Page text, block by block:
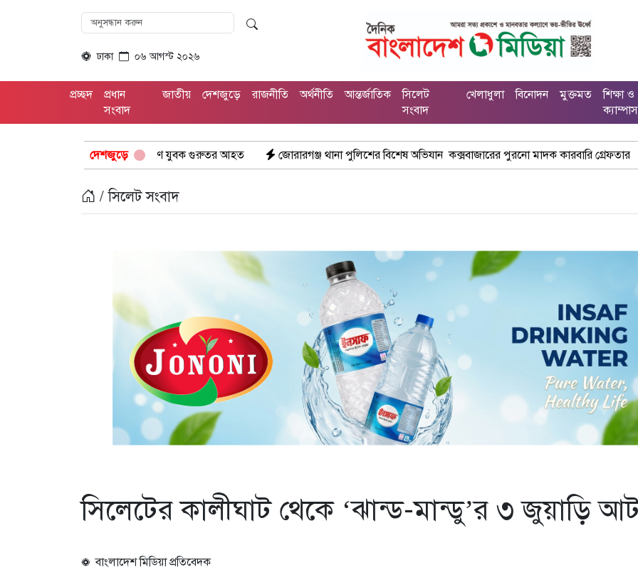
ঢাকা ০৬ আগস্ট ২০২৬
প্রচ্ছদ
প্রধান
সংবাদ
জাতীয় দেশজুড়ে রাজনীতি অর্থনীতি আন্তর্জাতিক
সিলেট
সংবাদ
খেলাধুলা বিনোদন মুক্তমত
শিক্ষা ও
ক্যাম্পাস
দেশজুড়ে
বিস্ফোরণে যুবক গুরুতর আহত জোরারগঞ্জ থানা পুলিশের বিশেষ অভিযান কক্সবাজারের পুরনো মাদক কারবারি গ্রেফতার ঢাকা চট্টগ্রাম
/ সিলেট সংবাদ
সিলেটের কালীঘাট থেকে ‘ঝান্ড-মান্ডু’র ৩ জুয়াড়ি
বাংলাদেশ মিডিয়া প্রতিবেদক